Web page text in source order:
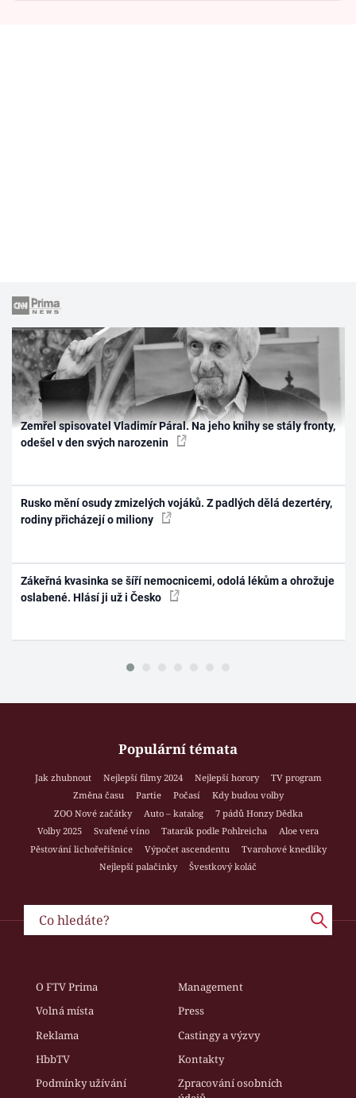
Zemřel spisovatel Vladimír Páral. Na jeho knihy se stály fronty,
odešel v den svých narozenin
Rusko mění osudy zmizelých vojáků. Z padlých dělá dezertéry,
rodiny přicházejí o miliony
Zákeřná kvasinka se šíří nemocnicemi, odolá lékům a ohrožuje
oslabené. Hlásí ji už i Česko
Populární témata
Jak zhubnout Nejlepší filmy 2024 Nejlepší horory
TV program
Změna času
Partie Počasí
Kdy budou volby
ZOO Nové začátky
Auto – katalog
7 pádů Honzy Dědka
Volby 2025
Svařené víno Tatarák podle Pohlreicha
Aloe vera
Pěstování lichořeřišnice
Výpočet ascendentu
Tvarohové knedlíky
Nejlepší palačinky
Švestkový koláč
O FTV Prima
Management
Volná místa
Press
Reklama
Castingy a výzvy
HbbTV
Kontakty
Podmínky užívání
Zpracování osobních